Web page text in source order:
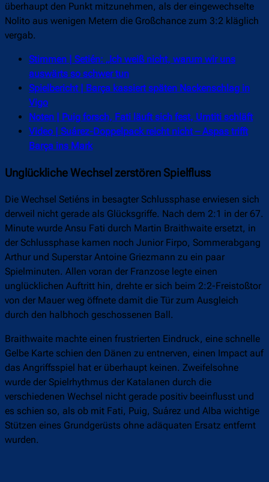
überhaupt den Punkt mitzunehmen, als der eingewechselte
Nolito aus wenigen Metern die Großchance zum 3:2 kläglich
vergab.
Stimmen | Setién: „Ich weiß nicht, warum wir uns
auswärts so schwer tun
Spielbericht | Barça kassiert späten Nackenschlag in
Vigo
Noten | Puig forsch, Fati läuft sich fest, Umtiti schläft
Video | Suárez-Doppelpack reicht nicht – Aspas trifft
Barça ins Mark
Unglückliche Wechsel zerstören Spielfluss
Die Wechsel Setiéns in besagter Schlussphase erwiesen sich
derweil nicht gerade als Glücksgriffe. Nach dem 2:1 in der 67.
Minute wurde Ansu Fati durch Martin Braithwaite ersetzt, in
der Schlussphase kamen noch Junior Firpo, Sommerabgang
Arthur und Superstar Antoine Griezmann zu ein paar
Spielminuten. Allen voran der Franzose legte einen
unglücklichen Auftritt hin, drehte er sich beim 2:2-Freistoßtor
von der Mauer weg öffnete damit die Tür zum Ausgleich
durch den halbhoch geschossenen Ball.
Braithwaite machte einen frustrierten Eindruck, eine schnelle
Gelbe Karte schien den Dänen zu entnerven, einen Impact auf
das Angriffsspiel hat er überhaupt keinen. Zweifelsohne
wurde der Spielrhythmus der Katalanen durch die
verschiedenen Wechsel nicht gerade positiv beeinflusst und
es schien so, als ob mit Fati, Puig, Suárez und Alba wichtige
Stützen eines Grundgerüsts ohne adäquaten Ersatz entfernt
wurden.